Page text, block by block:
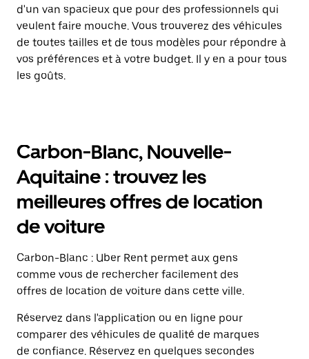
d'un van spacieux que pour des professionnels qui
veulent faire mouche. Vous trouverez des véhicules
de toutes tailles et de tous modèles pour répondre à
vos préférences et à votre budget. Il y en a pour tous
les goûts.
Carbon-Blanc, Nouvelle-
Aquitaine : trouvez les
meilleures offres de location
de voiture
Carbon-Blanc : Uber Rent permet aux gens
comme vous de rechercher facilement des
offres de location de voiture dans cette ville.
Réservez dans l'application ou en ligne pour
comparer des véhicules de qualité de marques
de confiance. Réservez en quelques secondes